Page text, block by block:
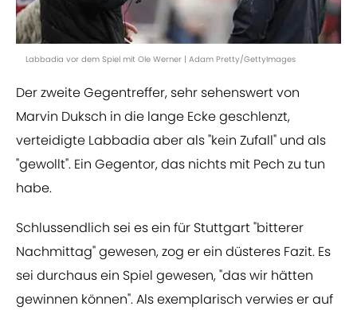
Labbadia vor dem Spiel mit Ole Werner | Adam Pretty/GettyImages
Der zweite Gegentreffer, sehr sehenswert von
Marvin Duksch in die lange Ecke geschlenzt,
verteidigte Labbadia aber als "kein Zufall" und als
"gewollt". Ein Gegentor, das nichts mit Pech zu tun
habe.
Schlussendlich sei es ein für Stuttgart "bitterer
Nachmittag" gewesen, zog er ein düsteres Fazit. Es
sei durchaus ein Spiel gewesen, "das wir hätten
gewinnen können". Als exemplarisch verwies er auf